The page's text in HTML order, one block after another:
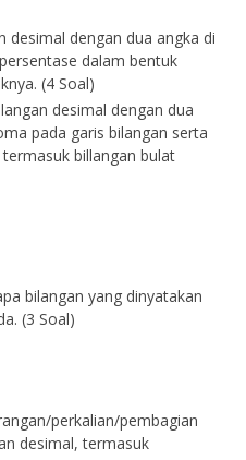
desimal dengan dua angka di
dalam bentuk
(4 Soal)
desimal dengan dua
pada garis bilangan serta
billangan bulat
bilangan yang dinyatakan
(3 Soal)
perkalian/pembagian
desimal, termasuk